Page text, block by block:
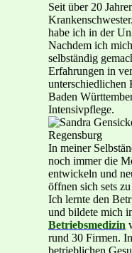
Seit über 20
habe ich in der
Nachdem ich
selbständig
Erfahrungen in
Baden
Intensivpflege.
In meiner
noch immer die
entwickeln und
öffnen sich sets
Ich lernte den
und bildete mich
Betriebsmedizin
rund 30 Firmen.